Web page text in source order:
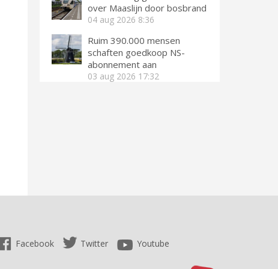
over Maaslijn door bosbrand
04 aug 2026 8:36
Ruim 390.000 mensen
schaften goedkoop NS-
abonnement aan
03 aug 2026 17:32
Facebook Twitter Youtube